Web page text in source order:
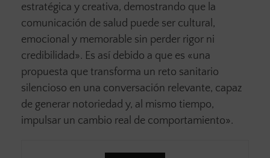
estratégica y creativa, demostrando que la
comunicación de salud puede ser cultural,
emocional y memorable sin perder rigor ni
credibilidad». Es así debido a que es «una
propuesta que transforma un reto sanitario
silencioso en una conversación relevante, capaz
de generar notoriedad y, al mismo tiempo,
impulsar un cambio real de comportamiento».